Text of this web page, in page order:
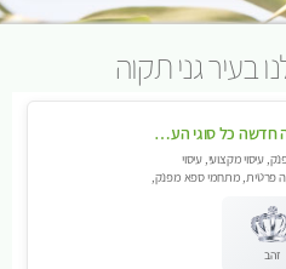
בעיר גני תקוה
מעסה חדשה כל סוגי העיסויים מעסה מקצועית ואיכותית פרטי!!!מומלץ לחלוטין!!
עיסוי מקצועי, עיסוי
פרטית, מתחמי ספא מפנק,
זהב